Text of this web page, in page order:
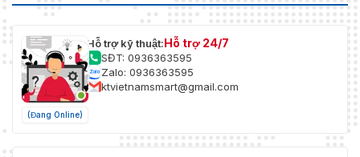
(Đang Online)
Hỗ trợ kỹ thuật:Hỗ trợ 24/7
SĐT: 0936363595
Zalo: 0936363595
ktvietnamsmart@gmail.com